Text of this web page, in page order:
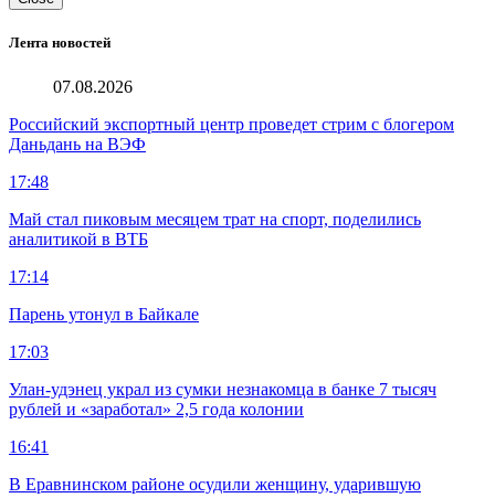
Лента новостей
07.08.2026
Российский экспортный центр проведет стрим с блогером
Даньдань на ВЭФ
17:48
Май стал пиковым месяцем трат на спорт, поделились
аналитикой в ВТБ
17:14
Парень утонул в Байкале
17:03
Улан-удэнец украл из сумки незнакомца в банке 7 тысяч
рублей и «заработал» 2,5 года колонии
16:41
В Еравнинском районе осудили женщину, ударившую